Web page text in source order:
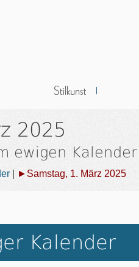
2025
ewigen Kalender
►Samstag, 1. März 2025
Kalender